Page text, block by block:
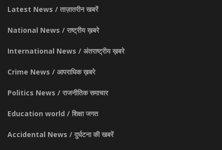
Latest News / ताज़ातरीन खबरें
National News / राष्ट्रीय ख़बरे
International News / अंतराष्ट्रीय ख़बरे
Crime News / आपराधिक ख़बरे
Politics News / राजनीतिक समाचार
Education world / शिक्षा जगत
Accidental News / दुर्घटना की खबरें